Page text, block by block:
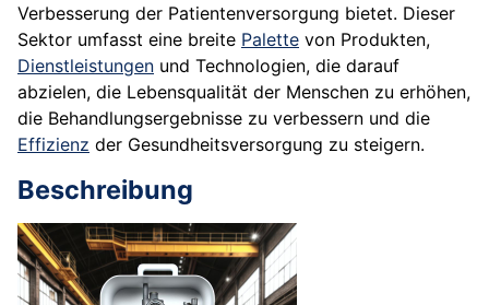
Verbesserung der Patientenversorgung bietet. Dieser
Sektor umfasst eine breite Palette von Produkten,
Dienstleistungen und Technologien, die darauf
abzielen, die Lebensqualität der Menschen zu erhöhen,
die Behandlungsergebnisse zu verbessern und die
Effizienz der Gesundheitsversorgung zu steigern.
Beschreibung